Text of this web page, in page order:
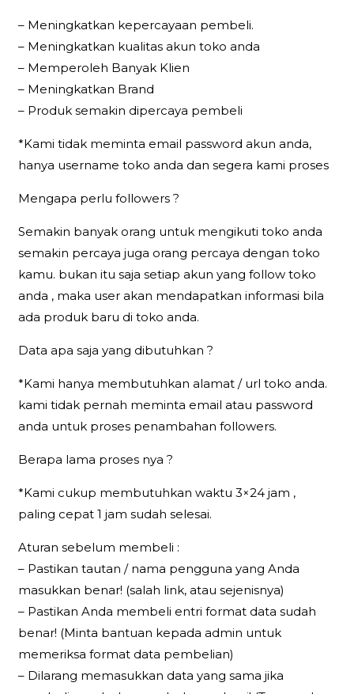
– Meningkatkan kepercayaan pembeli.
– Meningkatkan kualitas akun toko anda
– Memperoleh Banyak Klien
– Meningkatkan Brand
– Produk semakin dipercaya pembeli
*Kami tidak meminta email password akun anda,
hanya username toko anda dan segera kami proses
Mengapa perlu followers ?
Semakin banyak orang untuk mengikuti toko anda
semakin percaya juga orang percaya dengan toko
kamu. bukan itu saja setiap akun yang follow toko
anda , maka user akan mendapatkan informasi bila
ada produk baru di toko anda.
Data apa saja yang dibutuhkan ?
*Kami hanya membutuhkan alamat / url toko anda.
kami tidak pernah meminta email atau password
anda untuk proses penambahan followers.
Berapa lama proses nya ?
*Kami cukup membutuhkan waktu 3×24 jam ,
paling cepat 1 jam sudah selesai.
Aturan sebelum membeli :
– Pastikan tautan / nama pengguna yang Anda
masukkan benar! (salah link, atau sejenisnya)
– Pastikan Anda membeli entri format data sudah
benar! (Minta bantuan kepada admin untuk
memeriksa format data pembelian)
– Dilarang memasukkan data yang sama jika